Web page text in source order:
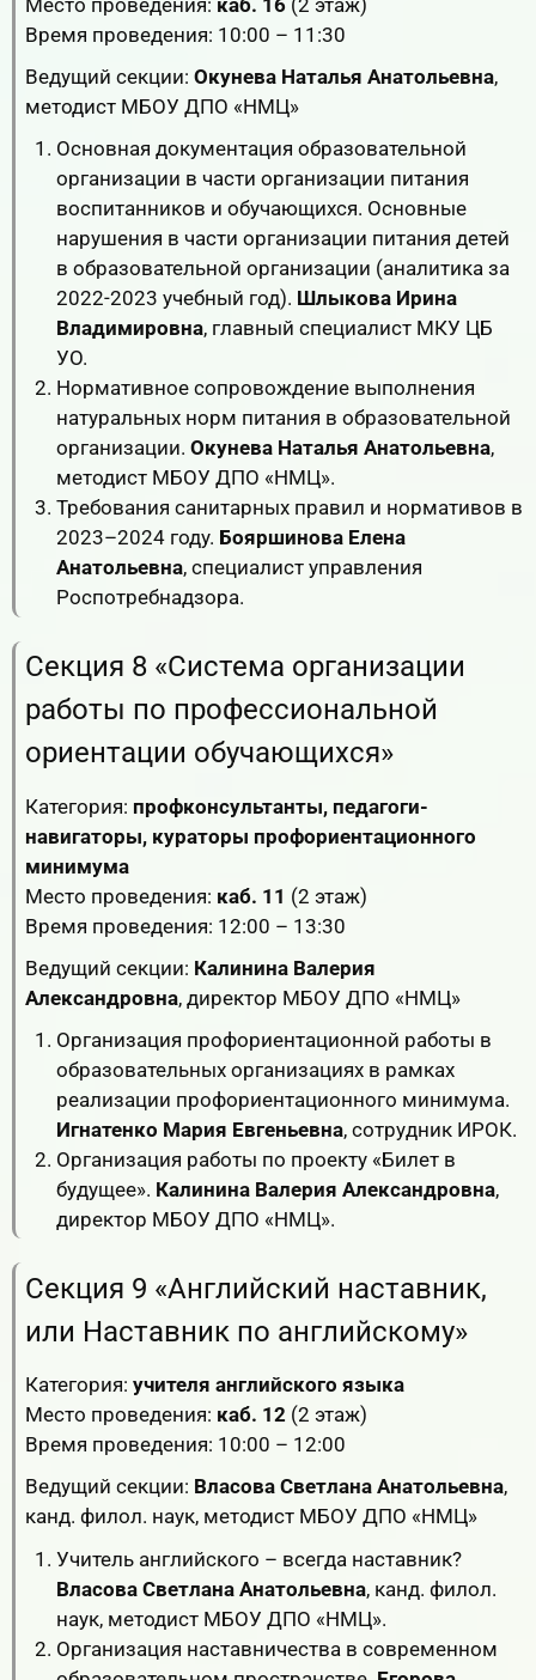
Место проведения: каб. 16 (2 этаж)
Время проведения: 10:00 – 11:30
Ведущий секции: Окунева Наталья Анатольевна,
методист МБОУ ДПО «НМЦ»
Основная документация образовательной
организации в части организации питания
воспитанников и обучающихся. Основные
нарушения в части организации питания детей
в образовательной организации (аналитика за
2022-2023 учебный год). Шлыкова Ирина
Владимировна, главный специалист МКУ ЦБ
УО.
Нормативное сопровождение выполнения
натуральных норм питания в образовательной
организации. Окунева Наталья Анатольевна,
методист МБОУ ДПО «НМЦ».
Требования санитарных правил и нормативов в
2023–2024 году. Бояршинова Елена
Анатольевна, специалист управления
Роспотребнадзора.
Секция 8 «Система организации
работы по профессиональной
ориентации обучающихся»
Категория: профконсультанты, педагоги-
навигаторы, кураторы профориентационного
минимума
Место проведения: каб. 11 (2 этаж)
Время проведения: 12:00 – 13:30
Ведущий секции: Калинина Валерия
Александровна, директор МБОУ ДПО «НМЦ»
Организация профориентационной работы в
образовательных организациях в рамках
реализации профориентационного минимума.
Игнатенко Мария Евгеньевна, сотрудник ИРОК.
Организация работы по проекту «Билет в
будущее». Калинина Валерия Александровна,
директор МБОУ ДПО «НМЦ».
Секция 9 «Английский наставник,
или Наставник по английскому»
Категория: учителя английского языка
Место проведения: каб. 12 (2 этаж)
Время проведения: 10:00 – 12:00
Ведущий секции: Власова Светлана Анатольевна,
канд. филол. наук, методист МБОУ ДПО «НМЦ»
Учитель английского – всегда наставник?
Власова Светлана Анатольевна, канд. филол.
наук, методист МБОУ ДПО «НМЦ».
Организация наставничества в современном